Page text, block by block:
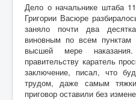
Дело о начальнике штаба
Григории Васюре
заняло почти два
виновным по всем пунктам
высшей мере
правительству каратель
заключение, писал, что
трудом, даже самым
приговор оставили без